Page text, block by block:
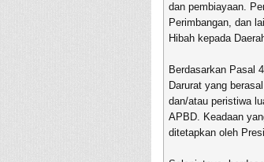
dan pembiayaan.
Perimbangan, dan
Hibah kepada
Berdasarkan Pasal
Darurat yang
dan/atau peristiwa
APBD. Keadaan
ditetapkan oleh